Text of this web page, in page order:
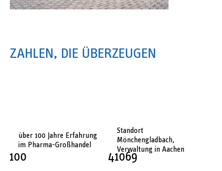
ZAHLEN, DIE ÜBERZEUGEN
100
über 100 Jahre Erfahrung
im Pharma-Großhandel
41069
Standort
Mönchengladbach,
Verwaltung in Aachen